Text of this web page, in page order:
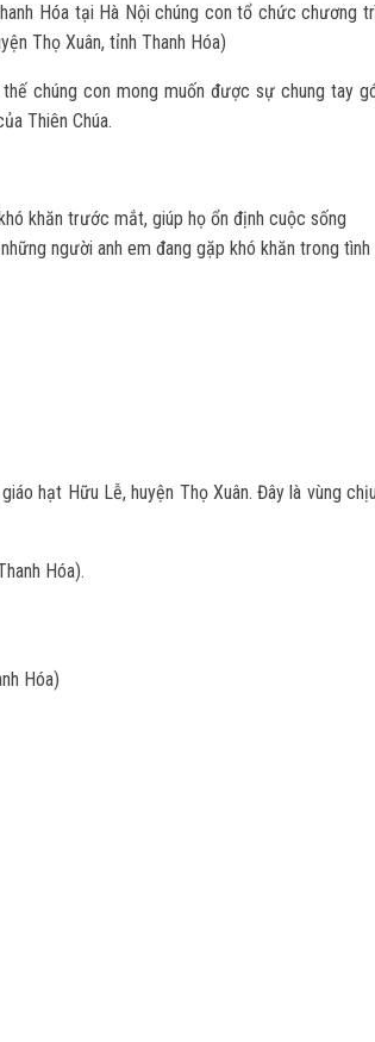
Hóa tại Hà Nội chúng con tổ chức chương
Thọ Xuân, tỉnh Thanh Hóa)
chúng con mong muốn được sự chung tay
Thiên Chúa.
khăn trước mắt, giúp họ ổn định cuộc sống
người anh em đang gặp khó khăn trong tình
hạt Hữu Lễ, huyện Thọ Xuân. Đây là vùng
Hóa).
Hóa)